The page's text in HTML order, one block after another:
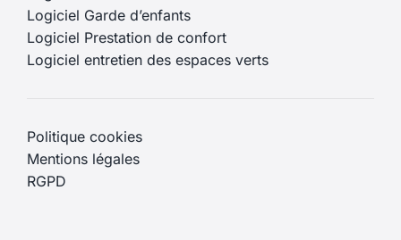
Logiciel Garde d’enfants
Logiciel Prestation de confort
Logiciel entretien des espaces verts
Politique cookies
Mentions légales
RGPD